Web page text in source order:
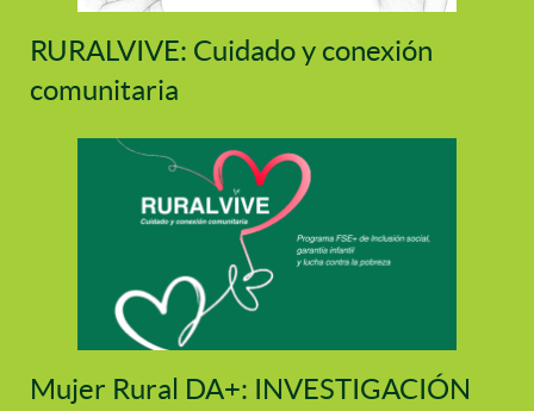
RURALVIVE: Cuidado y conexión
comunitaria
Mujer Rural DA+: INVESTIGACIÓN